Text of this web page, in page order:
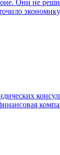
Они не